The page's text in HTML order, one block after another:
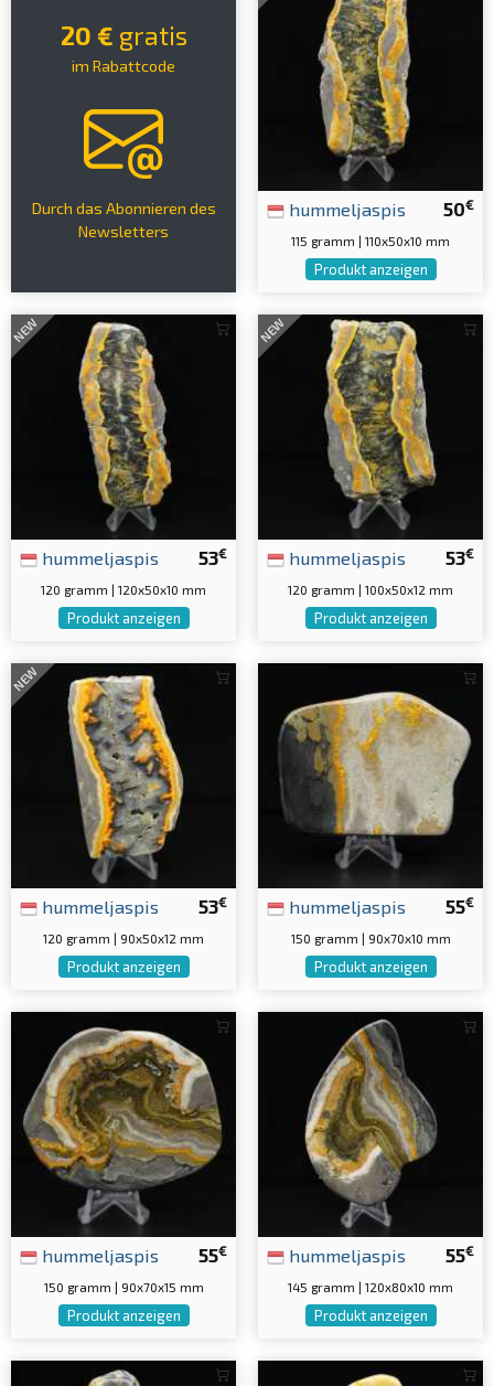
20 € gratis
im Rabattcode
Durch das Abonnieren des
Newsletters
50€
hummeljaspis
115 gramm | 110x50x10 mm
Produkt anzeigen
NEW
53€
hummeljaspis
120 gramm | 120x50x10 mm
Produkt anzeigen
NEW
53€
hummeljaspis
120 gramm | 100x50x12 mm
Produkt anzeigen
NEW
53€
hummeljaspis
120 gramm | 90x50x12 mm
Produkt anzeigen
55€
hummeljaspis
150 gramm | 90x70x10 mm
Produkt anzeigen
55€
hummeljaspis
150 gramm | 90x70x15 mm
Produkt anzeigen
55€
hummeljaspis
145 gramm | 120x80x10 mm
Produkt anzeigen